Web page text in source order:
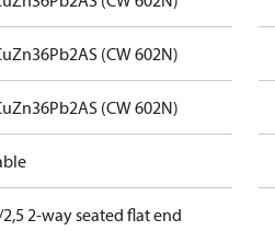
(CW 602N)
(CW 602N)
2-way seated flat end